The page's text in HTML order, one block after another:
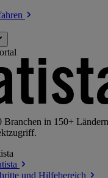
Branchen in 150+
und Hilfebereich